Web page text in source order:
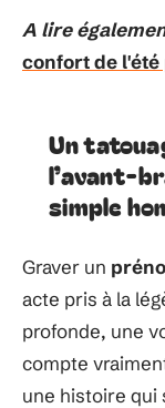
A lire
confort de l'été
Un
l’avant-
simple
Graver un
acte pris à la
profonde, une
compte
une histoire qui